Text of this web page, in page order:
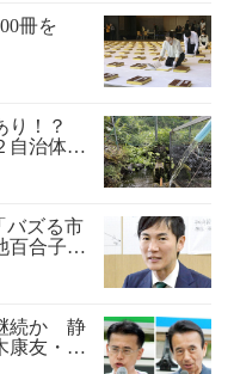
冊を
り！？
自治体の
バズる市
百合子氏
続か 静
康友・大